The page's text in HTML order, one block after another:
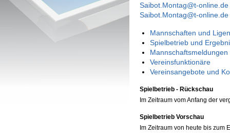
Saibot.Montag@t-online.de
Saibot.Montag@t-online.de
Mannschaften und
Spielbetrieb und
Vereinsfunktionäre
Vereinsangebote und
Spielbetrieb - Rückschau
Im Zeitraum vom Anfang der
Spielbetrieb Vorschau
Im Zeitraum von heute bis zum